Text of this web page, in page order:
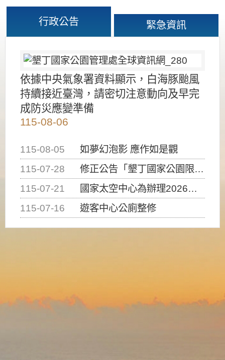
行政公告 緊急資訊
依據中央氣象署資料顯示，白海豚颱風
持續接近臺灣，請密切注意動向及早完
成防災應變準備
115-08-06
115-08-05
如夢幻泡影 應作如是觀
115-07-28
修正公告「墾丁國家公園限制水域遊憩活動之種類、範圍、時間及行為」，自即日生效。
115-07-21
國家太空中心為辦理2026台灣盃火箭競賽，陸、海、空域警戒及協調相關事宜，因颱風備案事宜
115-07-16
遊客中心公廁整修